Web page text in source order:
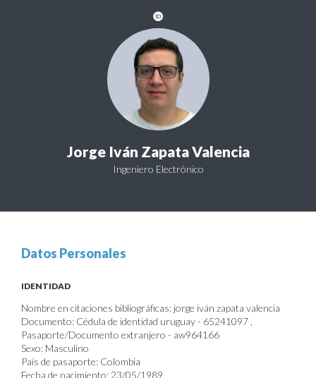
Jorge Iván Zapata Valencia
Ingeniero Electrónico
Datos Personales
IDENTIDAD
Nombre en citaciones bibliográficas: jorge iván zapata valencia
Documento: Cédula de identidad uruguay - 65241097 ,
Pasaporte/Documento extranjero - aw964166
Sexo: Masculino
País de pasaporte: Colombia
Fecha de nacimiento: 23/05/1989